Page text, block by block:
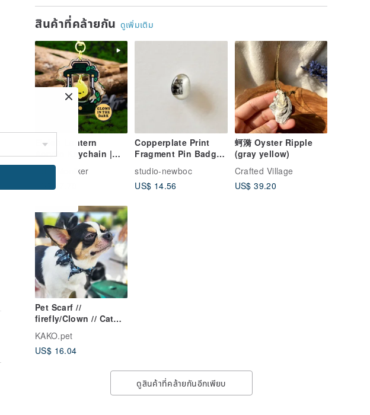
สินค้าที่คล้ายกัน ดูเพิ่มเติม
Elvish Lantern
Acrylic Keychain |
Glows in the Dark
John Moniker
US$ 17.70
Copperplate Print
Fragment Pin Badge
#0025
studio-newboc
US$ 14.56
蚵漪 Oyster Ripple
(gray yellow)
Crafted Village
US$ 39.20
Pet Scarf //
firefly/Clown // Cat
Scarf / Dog Scarf
KAKO.pet
US$ 16.04
ดูสินค้าที่คล้ายกันอีกเพียบ